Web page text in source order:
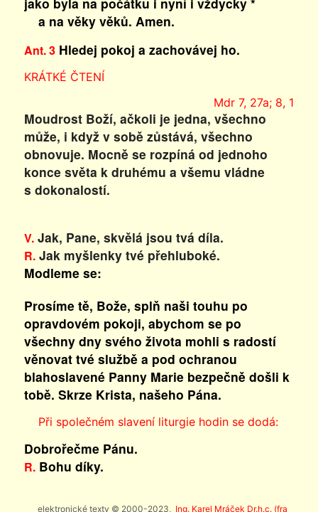
a na věky věků. Amen.
Ant. 3Hledej pokoj a zachovávej ho.
KRÁTKÉ ČTENÍ
Mdr 7, 27a; 8, 1
Moudrost Boží, ačkoli je jedna, všechno
může, i když v sobě zůstává, všechno
obnovuje. Mocně se rozpíná od jednoho
konce světa k druhému a všemu vládne
s dokonalostí.
V.Jak, Pane, skvělá jsou tvá díla.
R.Jak myšlenky tvé přehluboké.
Modleme se:
Prosíme tě, Bože, splň naši touhu po
opravdovém pokoji, abychom se po
všechny dny svého života mohli s radostí
věnovat tvé službě a pod ochranou
blahoslavené Panny Marie bezpečně došli k
tobě. Skrze Krista, našeho Pána.
Při společném slavení liturgie hodin se dodá:
Dobrořečme Pánu.
R.Bohu díky.
elektronické texty © 2000-2023, Ing. Karel Mráček Dr.h.c. (fra